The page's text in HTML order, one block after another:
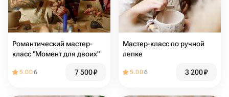
Романтический мастер-
класс "Момент для двоих"
5.006 7 500₽
Мастер-класс по ручной
лепке
5.006 3 200₽